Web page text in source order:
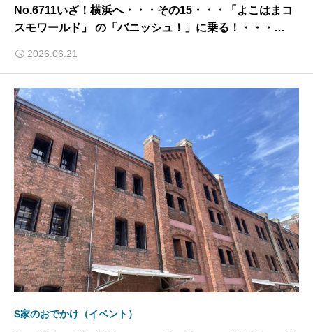
No.6711いざ！横浜へ・・・その15・・・「よこはまコ
スモワールド」 の「バニッシュ！」に乗る！・・・
2026.06.21
S家のおでかけ（イベント）